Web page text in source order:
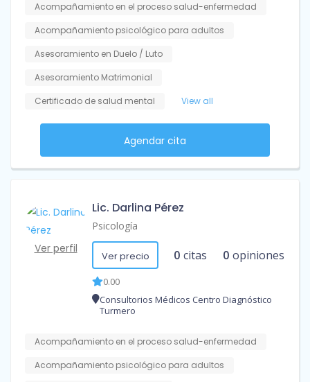
Acompañamiento en el proceso salud-enfermedad
Acompañamiento psicológico para adultos
Asesoramiento en Duelo / Luto
Asesoramiento Matrimonial
Certificado de salud mental
View all
Agendar cita
Ver perfil
Lic. Darlina Pérez
Psicología
Ver precio 0 citas 0 opiniones
0.00
Consultorios Médicos Centro Diagnóstico
Turmero
Acompañamiento en el proceso salud-enfermedad
Acompañamiento psicológico para adultos